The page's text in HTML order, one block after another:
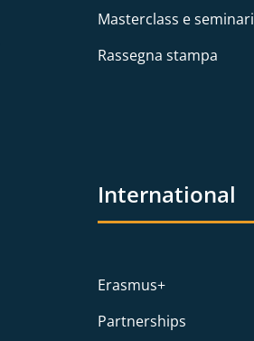
Masterclass e seminari
Rassegna stampa
International
Erasmus+
Partnerships